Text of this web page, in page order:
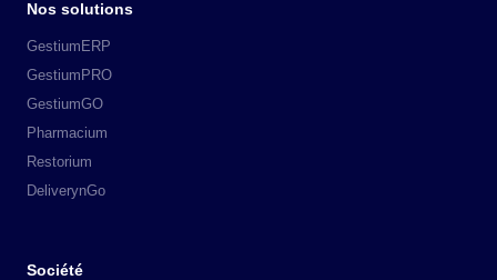
Nos solutions
GestiumERP
GestiumPRO
GestiumGO
Pharmacium
Restorium
DeliverynGo
Société